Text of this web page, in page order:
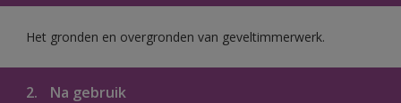
Het gronden en overgronden van geveltimmerwerk.
2. Na gebruik